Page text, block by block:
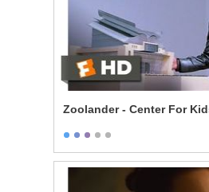
Zoolander - Center For